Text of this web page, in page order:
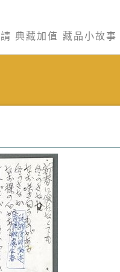
典藏加值 藏品小故事